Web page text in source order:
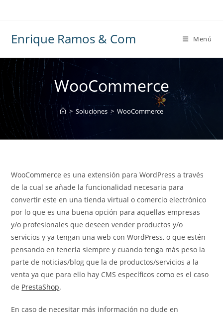
Enrique Ramos & Com Menú
WooCommerce
> Soluciones > WooCommerce
WooCommerce es una extensión para WordPress a través
de la cual se añade la funcionalidad necesaria para
convertir este en una tienda virtual o comercio electrónico
por lo que es una buena opción para aquellas empresas
y/o profesionales que deseen vender productos y/o
servicios y ya tengan una web con WordPress, o que estén
pensando en tenerla siempre y cuando tenga más peso la
parte de noticias/blog que la de productos/servicios a la
venta ya que para ello hay CMS específicos como es el caso
de PrestaShop.
En caso de necesitar más información no dude en